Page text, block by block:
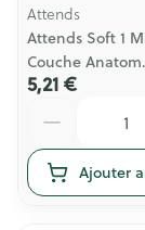
Attends
Attends Soft 1
Couche Anatom.
5,21 €
Ajouter